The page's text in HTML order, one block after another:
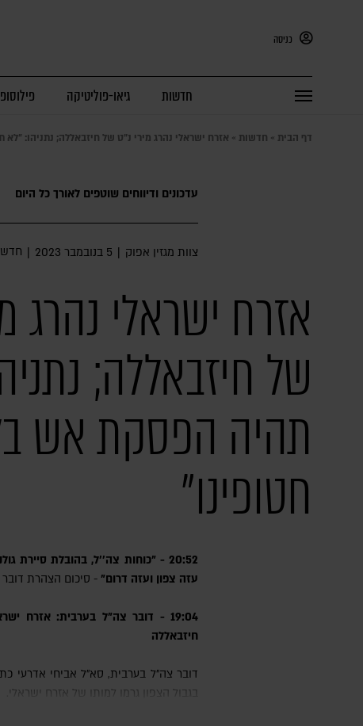
כניסה
חדשות גיאו-פוליטיקה
דף הבית » חדשות » אזרח ישראלי נהרג מירי נ"ט של חיזבאללה; נתניהו:
עדכונים ודיווחים שוטפים לאורך כל היום
צוות מגזין אפוק | 5 בנובמבר 2023 |
אזרח ישראלי נהרג
של חיזבאללה;
תהיה הפסקת אש
חטופינו"
20:52 - "כוחות צה''ל, בהובלת סיירת גולני, כיתרו את העיר עזה. היום יש
עזה צפון ועזה דרום" - סיכום הצהרת
19:04 - דובר צה"ל בערבית:
חיזבאללה
דובר צה"ל בערבית, סא"ל אביחי אדרעי כתב ב-X כי תקיפות של חיזבאללה
בגבול הצפון גרמו למותו של אזרח ישראלי.